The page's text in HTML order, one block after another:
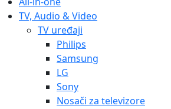
TV, Audio & Video
TV uređaji
Philips
Samsung
LG
Sony
Nosači za televizore